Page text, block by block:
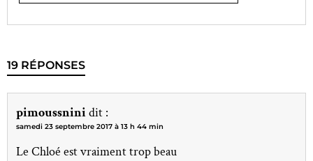
19 RÉPONSES
pimoussninidit :
samedi 23 septembre 2017 à 13 h 44 min
Le Chloé est vraiment trop beau